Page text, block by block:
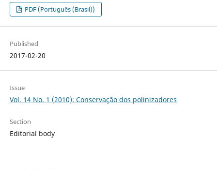
PDF (Português (Brasil))
Published
2017-02-20
Issue
Vol. 14 No. 1 (2010): Conservação dos polinizadores
Section
Editorial body